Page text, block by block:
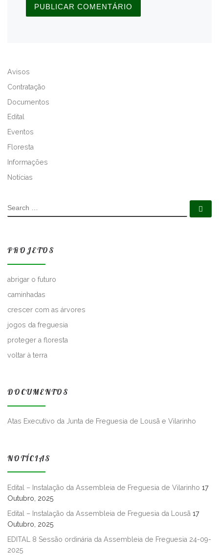
E
T
E
:
Avisos
Contratação
Documentos
Edital
Eventos
Floresta
Informações
Notícias
SEARCH
PROJETOS
abrigar o futuro
caminhadas
crescer com as árvores
jogos da freguesia
proteger a floresta
voltar à terra
DOCUMENTOS
Atas Executivo da Junta de Freguesia de Lousã e Vilarinho
NOTÍCIAS
Edital – Instalação da Assembleia de Freguesia de Vilarinho 17
Outubro, 2025
Edital – Instalação da Assembleia de Freguesia da Lousã 17
Outubro, 2025
EDITAL 8 Sessão ordinária da Assembleia de Freguesia 24-09-
2025